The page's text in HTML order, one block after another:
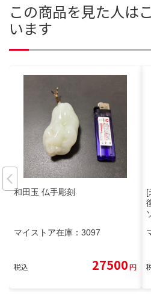
この商品を見た人は
います
和田玉 仏手彫刻
マイストア在庫： 3097
税込 27500円
[